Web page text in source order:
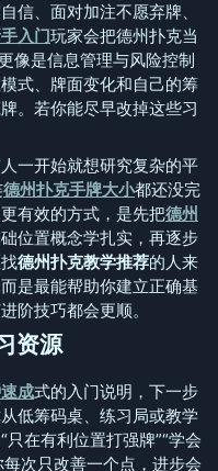
信、面对加注不愿弃牌、
入门玩家会把德州扑克当
像是信息管理与风险控制
式、牌面变化和自己的筹
。若你能尽早改掉这些习
一开始就想研究复杂的平
德州扑克手牌大小都还没完
有效的方式，是先把德州
位置概念学扎实，再逐步
德州扑克教学推荐的人来
是最能帮助你建立正确基
阶技巧都会更顺。
资源
成式的入门说明，下一步
低筹码桌、练习局或教学
在有利位置打强牌”“学会
次只改善一个点，进步会